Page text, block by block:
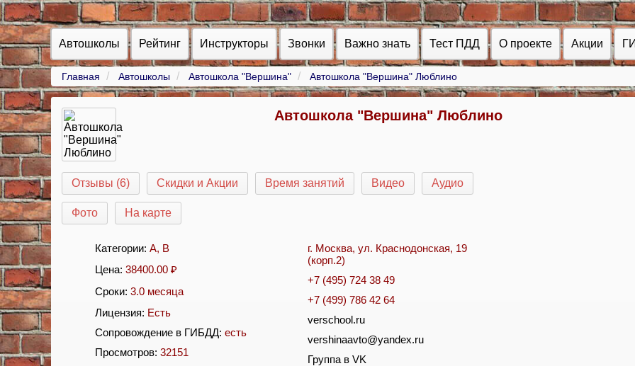
Автошколы Рейтинг Инструкторы Звонки Важно знать Тест ПДД О проекте Акции
Главная Автошколы Автошкола "Вершина" Автошкола "Вершина" Люблино
Автошкола "Вершина" Люблино
Отзывы (6) Скидки и Акции Время занятий Видео Аудио
Фото На карте
Категории:A, B
Цена:38400.00 ₽
Сроки:3.0 месяца
Лицензия: Есть
Сопровождение в ГИБДД:есть
Просмотров:32151
г. Москва, ул. Краснодонская, 19
(корп.2)
+7 (495) 724 38 49
+7 (499) 786 42 64
verschool.ru
vershinaavto@yandex.ru
Группа в VK